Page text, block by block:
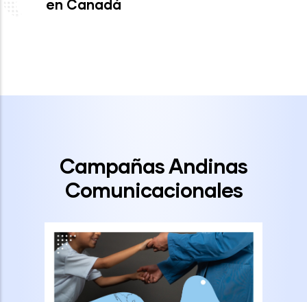
en Canadá
Campañas Andinas
Comunicacionales